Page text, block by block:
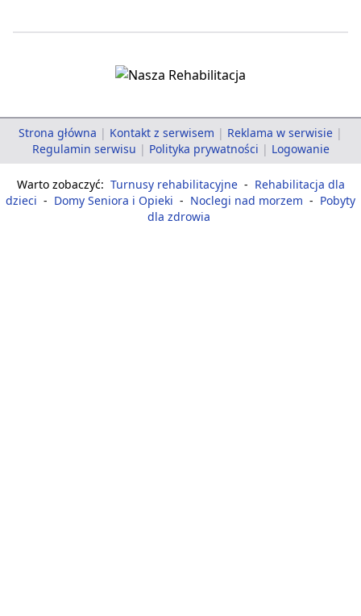
Strona główna | Kontakt z serwisem | Reklama w serwisie |
Regulamin serwisu | Polityka prywatności | Logowanie
Warto zobaczyć: Turnusy rehabilitacyjne - Rehabilitacja dla
dzieci - Domy Seniora i Opieki - Noclegi nad morzem - Pobyty
dla zdrowia